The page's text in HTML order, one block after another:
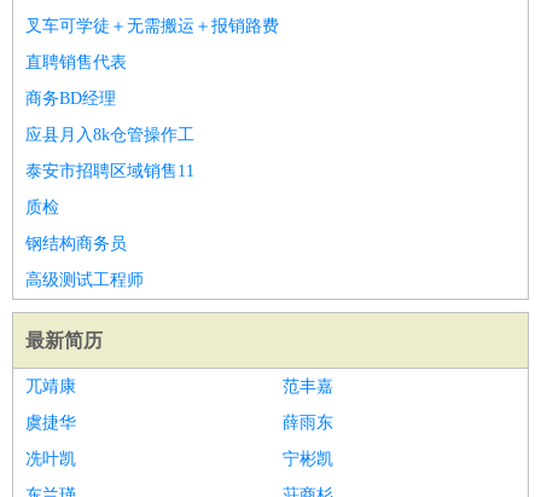
叉车可学徒＋无需搬运＋报销路费
直聘销售代表
商务BD经理
应县月入8k仓管操作工
泰安市招聘区域销售11
质检
钢结构商务员
高级测试工程师
最新简历
兀靖康
范丰嘉
虞捷华
薛雨东
冼叶凯
宁彬凯